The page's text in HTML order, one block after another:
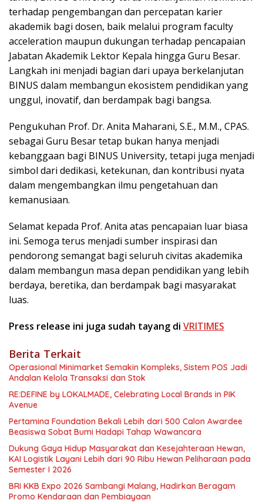
terhadap pengembangan dan percepatan karier
akademik bagi dosen, baik melalui program faculty
acceleration maupun dukungan terhadap pencapaian
Jabatan Akademik Lektor Kepala hingga Guru Besar.
Langkah ini menjadi bagian dari upaya berkelanjutan
BINUS dalam membangun ekosistem pendidikan yang
unggul, inovatif, dan berdampak bagi bangsa.
Pengukuhan Prof. Dr. Anita Maharani, S.E., M.M., CPAS.
sebagai Guru Besar tetap bukan hanya menjadi
kebanggaan bagi BINUS University, tetapi juga menjadi
simbol dari dedikasi, ketekunan, dan kontribusi nyata
dalam mengembangkan ilmu pengetahuan dan
kemanusiaan.
Selamat kepada Prof. Anita atas pencapaian luar biasa
ini. Semoga terus menjadi sumber inspirasi dan
pendorong semangat bagi seluruh civitas akademika
dalam membangun masa depan pendidikan yang lebih
berdaya, beretika, dan berdampak bagi masyarakat
luas.
Press release ini juga sudah tayang di VRITIMES
Berita Terkait
Operasional Minimarket Semakin Kompleks, Sistem POS Jadi
Andalan Kelola Transaksi dan Stok
RE:DEFINE by LOKALMADE, Celebrating Local Brands in PIK
Avenue
Pertamina Foundation Bekali Lebih dari 500 Calon Awardee
Beasiswa Sobat Bumi Hadapi Tahap Wawancara
Dukung Gaya Hidup Masyarakat dan Kesejahteraan Hewan,
KAI Logistik Layani Lebih dari 90 Ribu Hewan Peliharaan pada
Semester I 2026
BRI KKB Expo 2026 Sambangi Malang, Hadirkan Beragam
Promo Kendaraan dan Pembiayaan